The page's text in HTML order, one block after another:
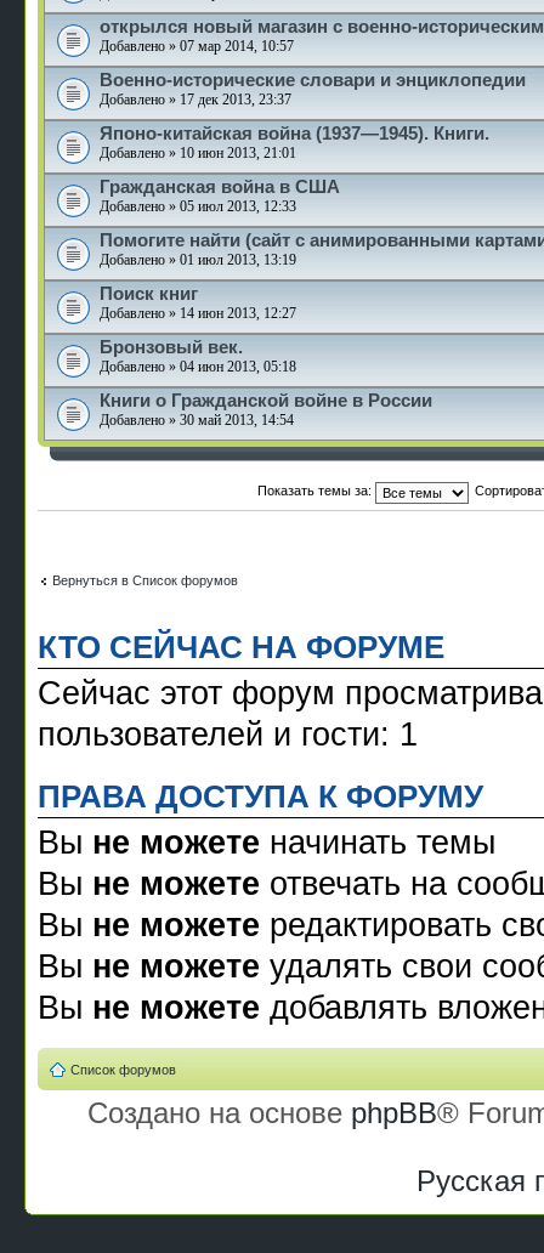
открылся новый магазин с военно-
Добавлено » 07 мар 2014, 10:57
Военно-исторические словари и энциклопедии
Добавлено » 17 дек 2013, 23:37
Японо-китайская война (1937—1945). Книги.
Добавлено » 10 июн 2013, 21:01
Гражданская война в США
Добавлено » 05 июл 2013, 12:33
Помогите найти (сайт с анимированными
Добавлено » 01 июл 2013, 13:19
Поиск книг
Добавлено » 14 июн 2013, 12:27
Бронзовый век.
Добавлено » 04 июн 2013, 05:18
Книги о Гражданской войне в России
Добавлено » 30 май 2013, 14:54
Показать темы за:
Вернуться в Список форумов
КТО СЕЙЧАС НА ФОРУМЕ
Сейчас этот форум
пользователей и гости: 1
ПРАВА ДОСТУПА К ФОРУМУ
Вы не можете начинать темы
Вы не можете отвечать на
Вы не можете редактировать
Вы не можете удалять свои
Вы не можете добавлять
Список форумов
Создано на основе phpBB®
Русская